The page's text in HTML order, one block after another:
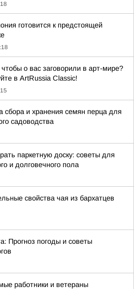
готовится к предстоящей
о вас заговорили в арт-мире?
в ArtRussia Classic!
сбора и хранения семян перца для
садоводства
паркетную доску: советы для
и долговечного пола
свойства чая из бархатцев
Прогноз погоды и советы
работники и ветераны